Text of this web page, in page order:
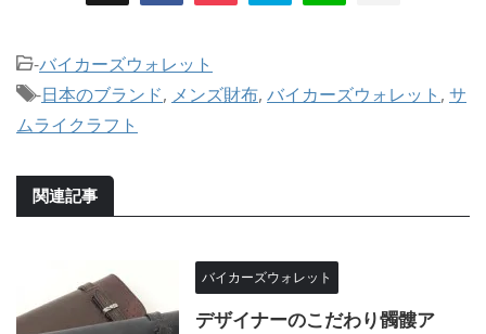
-バイカーズウォレット
-日本のブランド, メンズ財布, バイカーズウォレット , サ
ムライクラフト
関連記事
バイカーズウォレット
デザイナーのこだわり髑髏ア